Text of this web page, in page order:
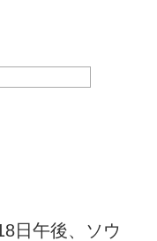
日午後、ソウ